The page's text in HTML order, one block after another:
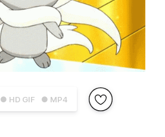
● HD GIF ● MP4